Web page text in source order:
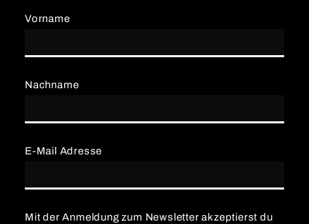
Vorname
E-Mail Adresse
Nachname
Mit der Anmeldung zum Newsletter akzeptierst du